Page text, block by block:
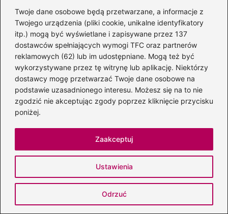
Twoje dane osobowe będą przetwarzane, a informacje z
Twojego urządzenia (pliki cookie, unikalne identyfikatory
itp.) mogą być wyświetlane i zapisywane przez 137
dostawców spełniających wymogi TFC oraz partnerów
reklamowych (62) lub im udostępniane. Mogą też być
wykorzystywane przez tę witrynę lub aplikację. Niektórzy
dostawcy mogę przetwarzać Twoje dane osobowe na
podstawie uzasadnionego interesu. Możesz się na to nie
zgodzić nie akceptując zgody poprzez kliknięcie przycisku
poniżej.
Ustawienia
Odrzuć
Zaakceptuj
Nazwa*
Adres email*
Zapamiętaj moje dane w tej przeglądarce
podczas pisania kolejnych komentarzy.